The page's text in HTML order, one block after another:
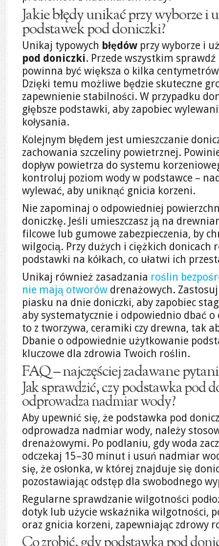
Jakie błędy unikać przy wyborze i
podstawek pod doniczki?
Unikaj typowych błędów przy wyborze i
pod doniczki. Przede wszystkim
powinna być większa o kilka
Dzięki temu możliwe będzie skuteczne
zapewnienie stabilności. W przypadku
głębsze podstawki, aby zapobiec
kołysania.
Kolejnym błędem jest umieszczanie
zachowania szczeliny powietrznej.
dopływ powietrza do systemu
kontroluj poziom wody w podstawce –
wylewać, aby uniknąć gnicia korzeni.
Nie zapominaj o odpowiedniej
doniczkę. Jeśli umieszczasz ją na
filcowe lub gumowe zabezpieczenia, by
wilgocią. Przy dużych i ciężkich donicach
podstawki na kółkach, co ułatwi ich
Unikaj również zasadzania roślin
nie mają otworów drenażowych.
piasku na dnie doniczki, aby zapobiec
aby systematycznie i odpowiednio dbać o
to z tworzywa, ceramiki czy drewna, tak
Dbanie o odpowiednie użytkowanie
kluczowe dla zdrowia Twoich roślin.
FAQ – najczęściej zadawane
Jak sprawdzić, czy podstawka pod
odprowadza nadmiar wody?
Aby upewnić się, że podstawka pod
odprowadza nadmiar wody, należy
drenażowymi. Po podlaniu, gdy woda
odczekaj 15–30 minut i usuń nadmiar
się, że osłonka, w której znajduje się
pozostawiając odstęp dla swobodnego
Regularne sprawdzanie wilgotności
dotyk lub użycie wskaźnika wilgotności,
oraz gnicia korzeni, zapewniając zdrowy